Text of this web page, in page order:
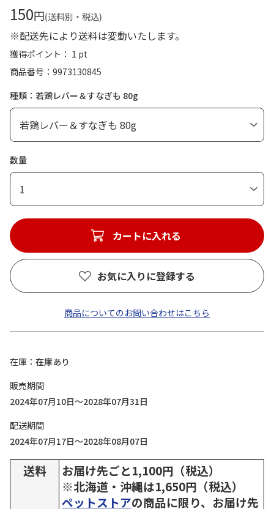
150円(送料別・税込)
※配送先により送料は変動いたします。
獲得ポイント： 1 pt
商品番号
9973130845
種類：若鶏レバー＆すなぎも 80g
数量
1
カートに入れる
お気に入りに登録する
商品についてのお問い合わせはこちら
在庫
在庫あり
販売期間
2024年07月10日～2028年07月31日
配送期間
2024年07月17日～2028年08月07日
送料
お届け先ごと1,100円（税込）
※北海道・沖縄は1,650円（税込）
ペットストアの商品に限り、お届け先